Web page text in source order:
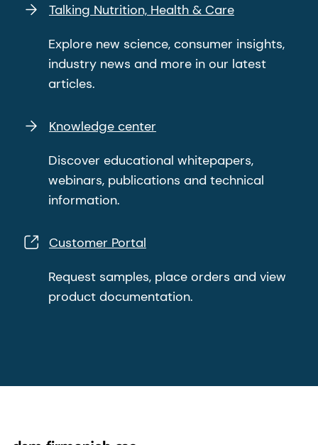
Talking Nutrition, Health & Care
Explore new science, consumer insights,
industry news and more in our latest
articles.
Knowledge center
Discover educational whitepapers,
webinars, publications and technical
information.
Customer Portal
Request samples, place orders and view
product documentation.